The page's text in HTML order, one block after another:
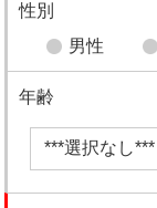
性別
男性
年齢